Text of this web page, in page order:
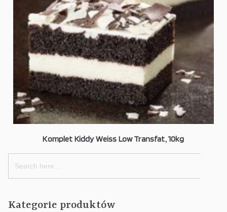
Komplet Kiddy Weiss Low Transfat, 10kg
Search
for:
Kategorie produktów